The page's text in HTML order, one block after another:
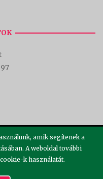
SiteOrigin
amik segítenek a
A weboldal további
k használatát.